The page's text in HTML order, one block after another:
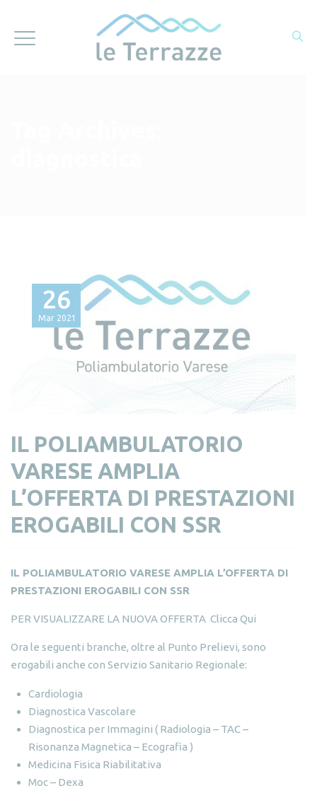
26
Mar 2021
IL POLIAMBULATORIO
VARESE AMPLIA
L’OFFERTA DI PRESTAZIONI
EROGABILI CON SSR
IL POLIAMBULATORIO VARESE AMPLIA L’OFFERTA DI
PRESTAZIONI EROGABILI CON SSR
PER VISUALIZZARE LA NUOVA OFFERTA Clicca Qui
Ora le seguenti branche, oltre al Punto Prelievi, sono
erogabili anche con Servizio Sanitario Regionale:
Cardiologia
Diagnostica Vascolare
Diagnostica per Immagini ( Radiologia – TAC –
Risonanza Magnetica – Ecografia )
Medicina Fisica Riabilitativa
Moc – Dexa